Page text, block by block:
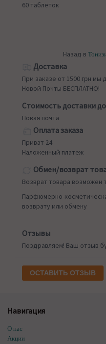
60 таблеток
Назад в
Доставка
При заказе от 1500 грн мы
Новой Почты БЕСПЛАТНО!
Стоимость доставки
Новая почта
Оплата заказа
Приват 24
Наложенный платеж
Обмен/возврат
Возврат товара возможен
Парфюмерно-
возврату или обмену
Отзывы
Поздравляем! Ваш отзыв
ОСТАВИТЬ ОТЗЫВ
Навигация
О нас
Акции